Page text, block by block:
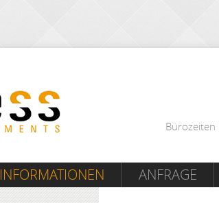
INFORMATIONEN ANFRAGE